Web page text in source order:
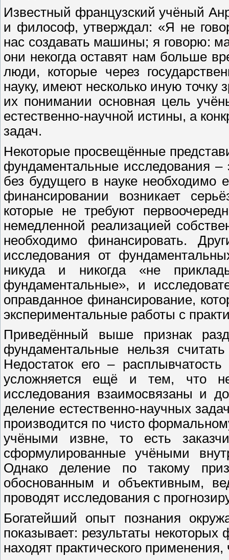
Известный французский учёный
и философ, утверждал: «Я не
нас создавать машины; я говорю:
они некогда оставят нам больше
люди, которые через
науку, имеют несколько иную
их понимании основная цель
естественно-научной истины, а
задач.
Некоторые просвещённые
фундаментальные исследования –
без будущего в науке
финансировании возникает
которые не требуют
немедленной реализацией
необходимо финансировать.
исследования от
никуда и никогда «не
фундаментальные», и
оправданное финансирование,
экспериментальные работы с
Приведённый выше признак
фундаментальные нельзя
Недостаток его –
усложняется ещё и тем, что
исследования взаимосвязаны и
деление естественно-научных
производится по чисто
учёными извне, то есть
сформулированные учёными
Однако деление по такому
обоснованным и объективным,
проводят исследования с
Богатейший опыт познания
показывает: результаты
находят практического